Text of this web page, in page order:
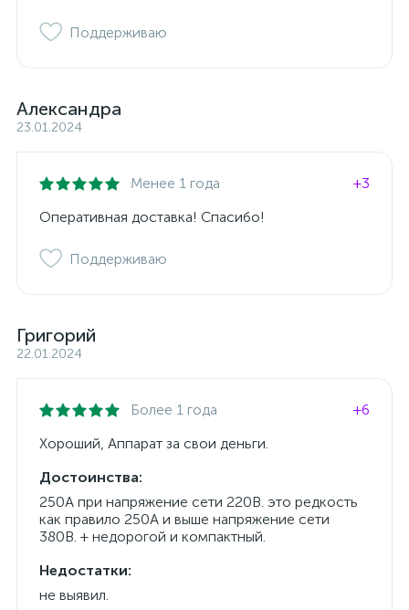
Поддерживаю
Александра
23.01.2024
Менее 1 года
+3
Оперативная доставка! Спасибо!
Поддерживаю
Григорий
22.01.2024
Более 1 года
+6
Хороший, Аппарат за свои деньги.
Достоинства:
250А при напряжение сети 220В. это редкость
как правило 250А и выше напряжение сети
380В. + недорогой и компактный.
Недостатки:
не выявил.